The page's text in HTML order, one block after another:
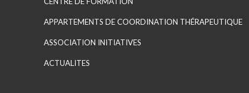
APPARTEMENTS DE COORDINATION THÉRAPEUTIQUE
ASSOCIATION INITIATIVES
ACTUALITES